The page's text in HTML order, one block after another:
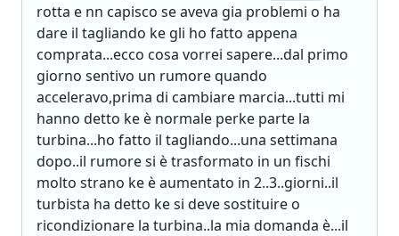
rotta e nn capisco se aveva gia problemi o ha
dare il tagliando ke gli ho fatto appena
comprata...ecco cosa vorrei sapere...dal primo
giorno sentivo un rumore quando
acceleravo,prima di cambiare marcia...tutti mi
hanno detto ke è normale perke parte la
turbina...ho fatto il tagliando...una settimana
dopo..il rumore si è trasformato in un fischi
molto strano ke è aumentato in 2..3..giorni..il
turbista ha detto ke si deve sostituire o
ricondizionare la turbina..la mia domanda è...il